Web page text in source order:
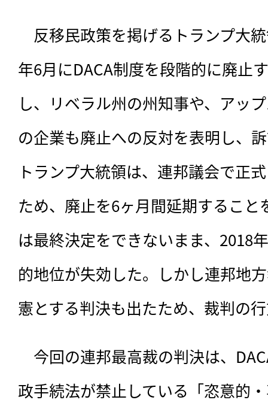
反移民政策を掲げるトランプ大
年6月にDACA制度を段階的に廃止
し、リベラル州の州知事や、アッ
の企業も廃止への反対を表明し、
トランプ大統領は、連邦議会で正
ため、廃止を6ヶ月間延期すること
は最終決定をできないまま、2018
的地位が失効した。しかし連邦地
憲とする判決も出たため、裁判の
今回の連邦最高裁の判決は、
政手続法が禁止している「恣意的